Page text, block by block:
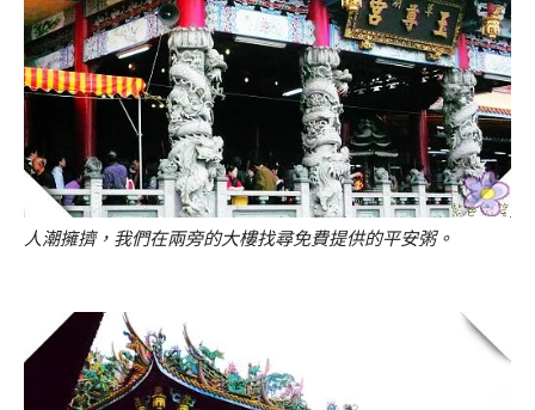
人潮擁擠，我們在兩旁的大樓找尋免費提供的平安粥。